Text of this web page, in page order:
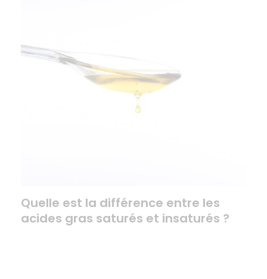
Quelle est la différence entre les
acides gras saturés et insaturés ?